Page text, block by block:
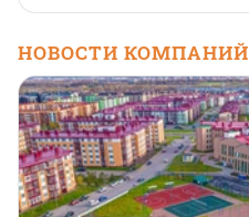
НОВОСТИ КОМПАНИЙ